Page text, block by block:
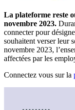
La plateforme reste
novembre 2023.
connecter pour
souhaitent verser leur
novembre 2023,
affectées par les
Connectez vous sur la